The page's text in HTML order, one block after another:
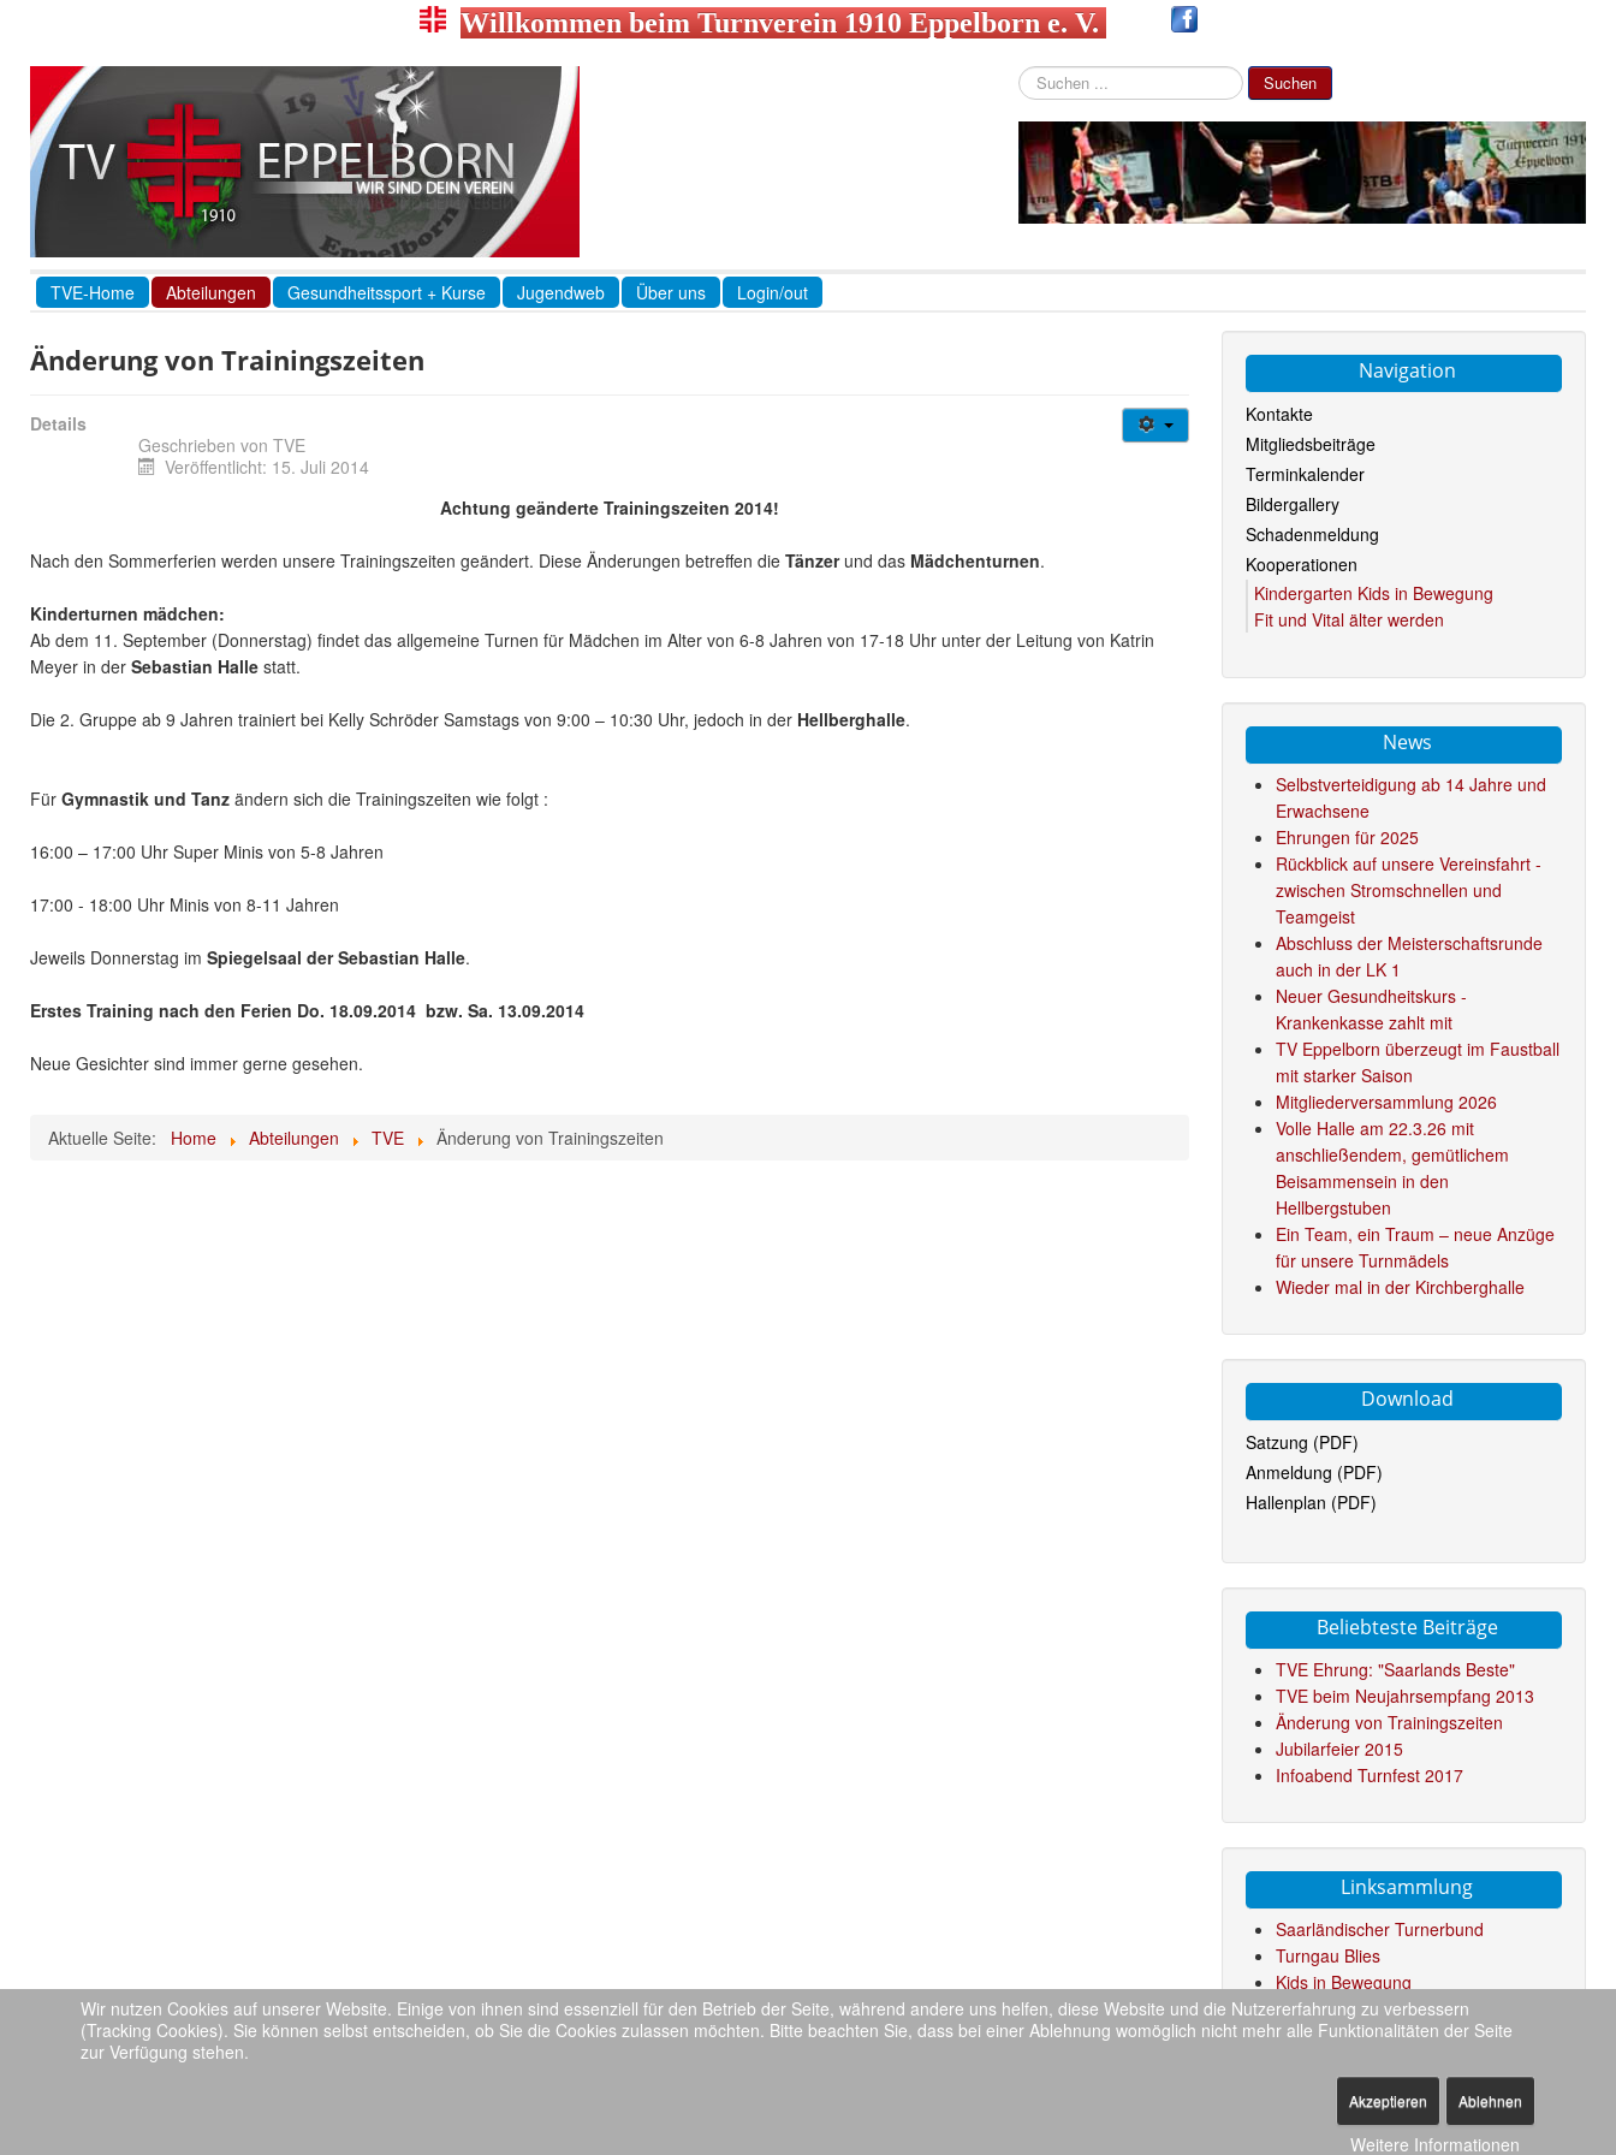
Willkommen beim Turnverein 1910 Eppelborn e. V.
Suchen
...
Suchen
TVE-Home Abteilungen Gesundheitssport + Kurse Jugendweb Über uns Login/out
Änderung von Trainingszeiten
Details
Geschrieben von TVE
Veröffentlicht: 15. Juli 2014
Achtung geänderte Trainingszeiten 2014!
Nach den Sommerferien werden unsere Trainingszeiten geändert. Diese Änderungen betreffen die Tänzerund das Mädchenturnen.
Kinderturnen mädchen:
Ab dem 11. September (Donnerstag) findet das allgemeine Turnen für Mädchen im Alter von 6-8 Jahren von 17-18 Uhr unter der Leitung von Katrin
Meyer in der Sebastian Halle statt.
Die 2. Gruppe ab 9 Jahren trainiert bei Kelly Schröder Samstags von 9:00 – 10:30 Uhr, jedoch in der Hellberghalle.
Für Gymnastik und Tanz ändern sich die Trainingszeiten wie folgt :
16:00 – 17:00 Uhr Super Minis von 5-8 Jahren
17:00 - 18:00 Uhr Minis von 8-11 Jahren
Jeweils Donnerstag im Spiegelsaal der Sebastian Halle.
Erstes Training nach den Ferien Do. 18.09.2014 bzw. Sa. 13.09.2014
Neue Gesichter sind immer gerne gesehen.
Aktuelle Seite: Home Abteilungen TVE Änderung von Trainingszeiten
Navigation
Kontakte
Mitgliedsbeiträge
Terminkalender
Bildergallery
Schadenmeldung
Kooperationen
Kindergarten Kids in Bewegung
Fit und Vital älter werden
News
Selbstverteidigung ab 14 Jahre und
Erwachsene
Ehrungen für 2025
Rückblick auf unsere Vereinsfahrt -
zwischen Stromschnellen und
Teamgeist
Abschluss der Meisterschaftsrunde
auch in der LK 1
Neuer Gesundheitskurs -
Krankenkasse zahlt mit
TV Eppelborn überzeugt im Faustball
mit starker Saison
Mitgliederversammlung 2026
Volle Halle am 22.3.26 mit
anschließendem, gemütlichem
Beisammensein in den
Hellbergstuben
Ein Team, ein Traum – neue Anzüge
für unsere Turnmädels
Wieder mal in der Kirchberghalle
Download
Satzung (PDF)
Anmeldung (PDF)
Hallenplan (PDF)
Beliebteste Beiträge
TVE Ehrung: "Saarlands Beste"
TVE beim Neujahrsempfang 2013
Änderung von Trainingszeiten
Jubilarfeier 2015
Infoabend Turnfest 2017
Linksammlung
Saarländischer Turnerbund
Turngau Blies
Kids in Bewegung
Deutsche Turnliga
Back to Top
Wir nutzen Cookies auf unserer Website. Einige von ihnen sind essenziell für den Betrieb der Seite, während andere uns helfen, diese Website und die Nutzererfahrung zu verbessern
(Tracking Cookies). Sie können selbst entscheiden, ob Sie die Cookies zulassen möchten. Bitte beachten Sie, dass bei einer Ablehnung womöglich nicht mehr alle Funktionalitäten der Seite
zur Verfügung stehen.
Akzeptieren Ablehnen
Weitere Informationen